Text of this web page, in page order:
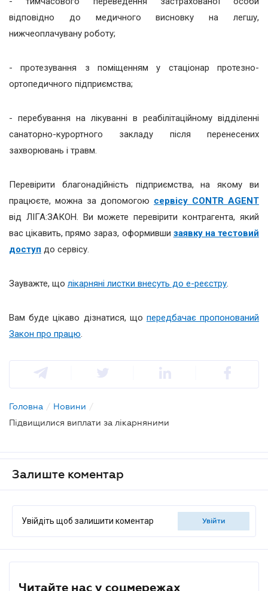
відповідно до медичного висновку на легшу,
нижчеоплачувану роботу;
- протезування з поміщенням у стаціонар протезно-
ортопедичного підприємства;
- перебування на лікуванні в реабілітаційному відділенні
санаторно-курортного закладу після перенесених
захворювань і травм.
Перевірити благонадійність підприємства, на якому ви
працюєте, можна за допомогою сервісу CONTR AGENT
від ЛІГА:ЗАКОН. Ви можете перевірити контрагента, який
вас цікавить, прямо зараз, оформивши заявку на тестовий
доступ до сервісу.
Зауважте, що лікарняні листки внесуть до е-реєстру.
Вам буде цікаво дізнатися, що передбачає пропонований
Закон про працю.
Головна / Новини /
Підвищилися виплати за лікарняними
Залиште коментар
Увійдіть щоб залишити коментар увійти
Читайте нас у соцмережах